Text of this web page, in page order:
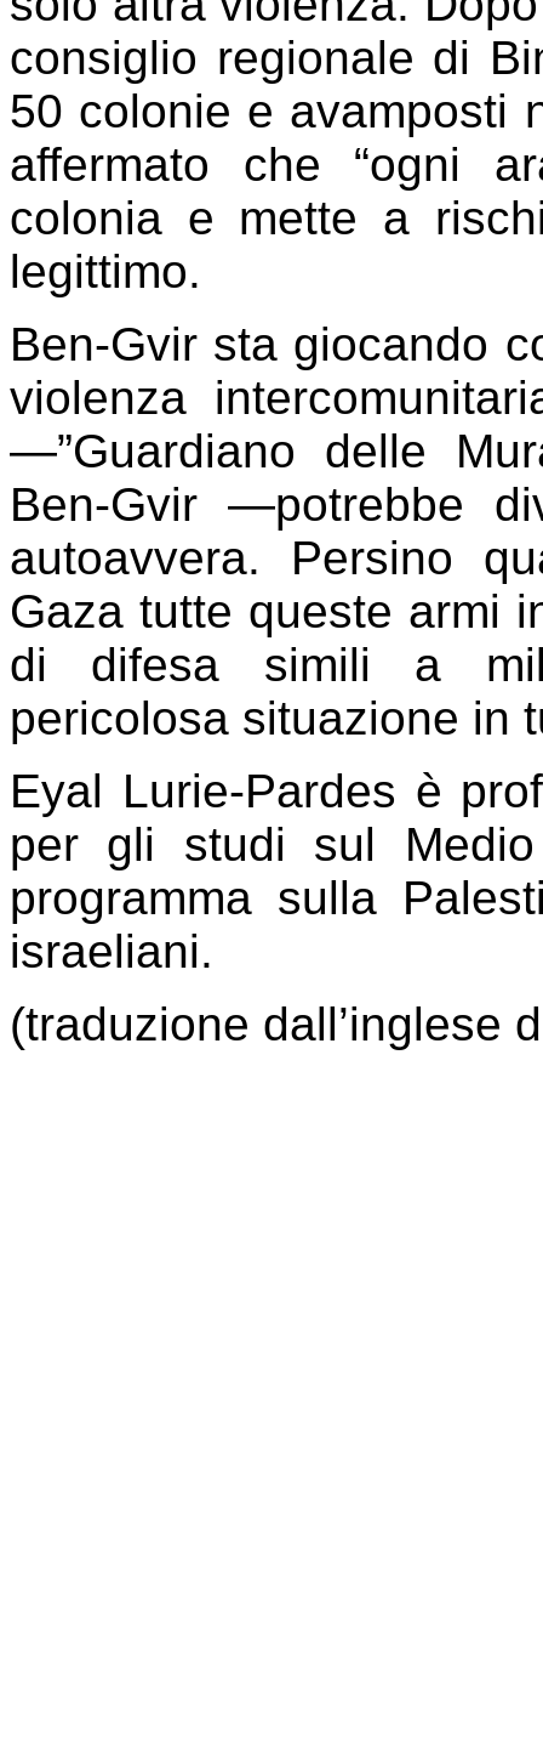
consiglio regionale di
50 colonie e avamposti
affermato che “ogni
colonia e mette a
legittimo.
Ben-Gvir sta giocando
violenza
—”Guardiano delle
Ben-Gvir —potrebbe
autoavvera. Persino
Gaza tutte queste armi
di difesa simili a
pericolosa situazione in
Eyal Lurie-Pardes è
per gli studi sul
programma sulla
israeliani.
(traduzione dall’inglese